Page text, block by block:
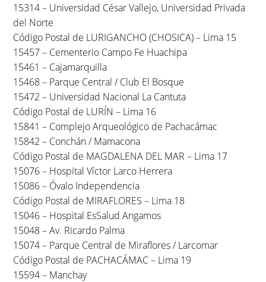
15314 – Universidad César Vallejo, Universidad Privada
del Norte
Código Postal de LURIGANCHO (CHOSICA) – Lima 15
15457 – Cementerio Campo Fe Huachipa
15461 – Cajamarquilla
15468 – Parque Central / Club El Bosque
15472 – Universidad Nacional La Cantuta
Código Postal de LURÍN – Lima 16
15841 – Complejo Arqueológico de Pachacámac
15842 – Conchán / Mamacona
Código Postal de MAGDALENA DEL MAR – Lima 17
15076 – Hospital Víctor Larco Herrera
15086 – Óvalo Independencia
Código Postal de MIRAFLORES – Lima 18
15046 – Hospital EsSalud Angamos
15048 – Av. Ricardo Palma
15074 – Parque Central de Miraflores / Larcomar
Código Postal de PACHACÁMAC – Lima 19
15594 – Manchay